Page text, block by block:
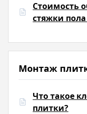
Стоимость
стяжки
Монтаж
Что такое
плитки?